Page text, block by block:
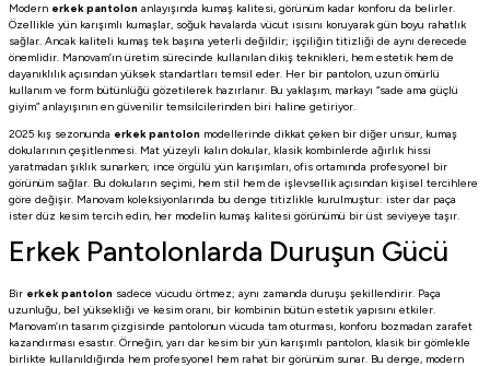
Modern erkek pantolon anlayışında kumaş kalitesi, görünüm kadar konforu da belirler.
Özellikle yün karışımlı kumaşlar, soğuk havalarda vücut ısısını koruyarak gün boyu rahatlık
sağlar. Ancak kaliteli kumaş tek başına yeterli değildir; işçiliğin titizliği de aynı derecede
önemlidir. Manovam’ın üretim sürecinde kullanılan dikiş teknikleri, hem estetik hem de
dayanıklılık açısından yüksek standartları temsil eder. Her bir pantolon, uzun ömürlü
kullanım ve form bütünlüğü gözetilerek hazırlanır. Bu yaklaşım, markayı “sade ama güçlü
giyim” anlayışının en güvenilir temsilcilerinden biri haline getiriyor.
2025 kış sezonunda erkek pantolon modellerinde dikkat çeken bir diğer unsur, kumaş
dokularının çeşitlenmesi. Mat yüzeyli kalın dokular, klasik kombinlerde ağırlık hissi
yaratmadan şıklık sunarken; ince örgülü yün karışımları, ofis ortamında profesyonel bir
görünüm sağlar. Bu dokuların seçimi, hem stil hem de işlevsellik açısından kişisel tercihlere
göre değişir. Manovam koleksiyonlarında bu denge titizlikle kurulmuştur: ister dar paça
ister düz kesim tercih edin, her modelin kumaş kalitesi görünümü bir üst seviyeye taşır.
Erkek Pantolonlarda Duruşun Gücü
Bir erkek pantolon sadece vücudu örtmez; aynı zamanda duruşu şekillendirir. Paça
uzunluğu, bel yüksekliği ve kesim oranı, bir kombinin bütün estetik yapısını etkiler.
Manovam’ın tasarım çizgisinde pantolonun vücuda tam oturması, konforu bozmadan zarafet
kazandırması esastır. Örneğin, yarı dar kesim bir yün karışımlı pantolon, klasik bir gömlekle
birlikte kullanıldığında hem profesyonel hem rahat bir görünüm sunar. Bu denge, modern